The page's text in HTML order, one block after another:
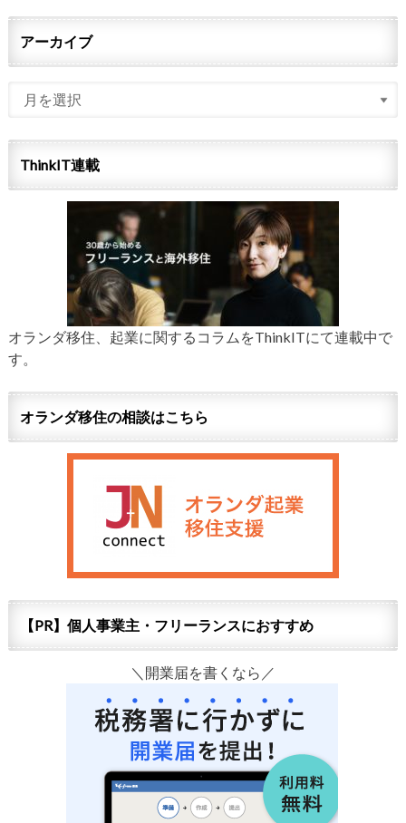
アーカイブ
ThinkIT連載
オランダ移住、起業に関するコラムをThinkITにて連載中で
す。
オランダ移住の相談はこちら
【PR】個人事業主・フリーランスにおすすめ
＼開業届を書くなら／